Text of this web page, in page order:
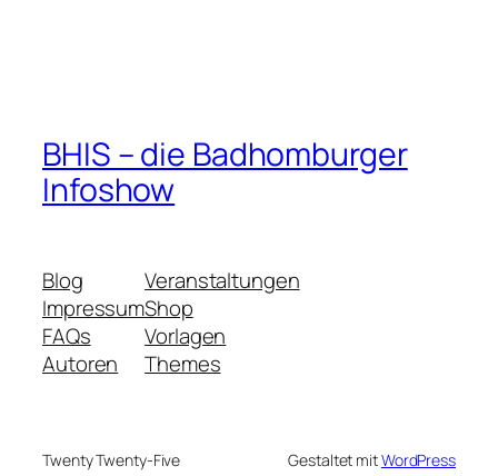
BHIS – die Badhomburger
Infoshow
Blog
Impressum
FAQs
Autoren
Veranstaltungen
Shop
Vorlagen
Themes
Twenty Twenty-Five Gestaltet mitWordPress